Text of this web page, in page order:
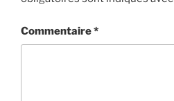
Commentaire*